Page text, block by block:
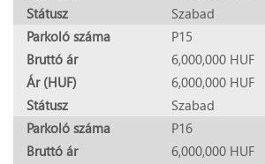
Státusz
Szabad
Parkoló száma
P15
Bruttó ár
6,000,000 HUF
Ár (HUF)
6,000,000 HUF
Státusz
Szabad
Parkoló száma
P16
Bruttó ár
6,000,000 HUF